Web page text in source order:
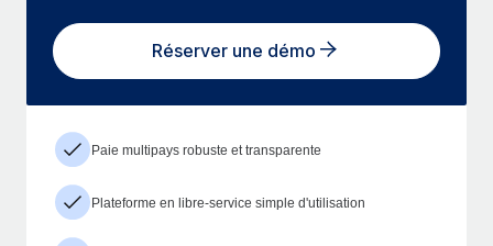
Réserver une démo
Paie multipays robuste et transparente
Plateforme en libre-service simple d'utilisation